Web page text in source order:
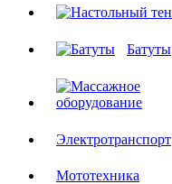
Батуты
Электротранспорт
Мототехника